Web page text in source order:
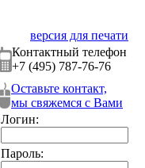
версия для печати
Контактный телефон
+7 (495) 787-76-76
Оставьте контакт,
мы свяжемся с Вами
Логин:
Пароль: